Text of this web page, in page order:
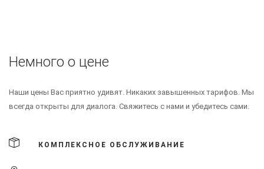
Немного о цене
Наши цены Вас приятно удивят. Никаких завышенных тарифов. Мы
всегда открыты для диалога. Свяжитесь с нами и убедитесь сами.
КОМПЛЕКСНОЕ ОБСЛУЖИВАНИЕ